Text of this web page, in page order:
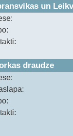
un
draudze